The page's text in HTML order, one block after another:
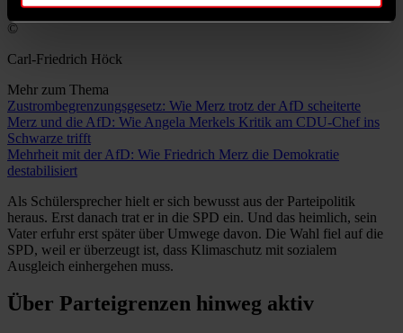
©
Carl-Friedrich Höck
Mehr zum Thema
Zustrombegrenzungsgesetz: Wie Merz trotz der AfD scheiterte
Merz und die AfD: Wie Angela Merkels Kritik am CDU-Chef ins
Schwarze trifft
Mehrheit mit der AfD: Wie Friedrich Merz die Demokratie
destabilisiert
Als Schülersprecher hielt er sich bewusst aus der Parteipolitik
heraus. Erst danach trat er in die SPD ein. Und das heimlich, sein
Vater erfuhr erst später über Umwege davon. Die Wahl fiel auf die
SPD, weil er überzeugt ist, dass Klimaschutz mit sozialem
Ausgleich einhergehen muss.
Über Parteigrenzen hinweg aktiv